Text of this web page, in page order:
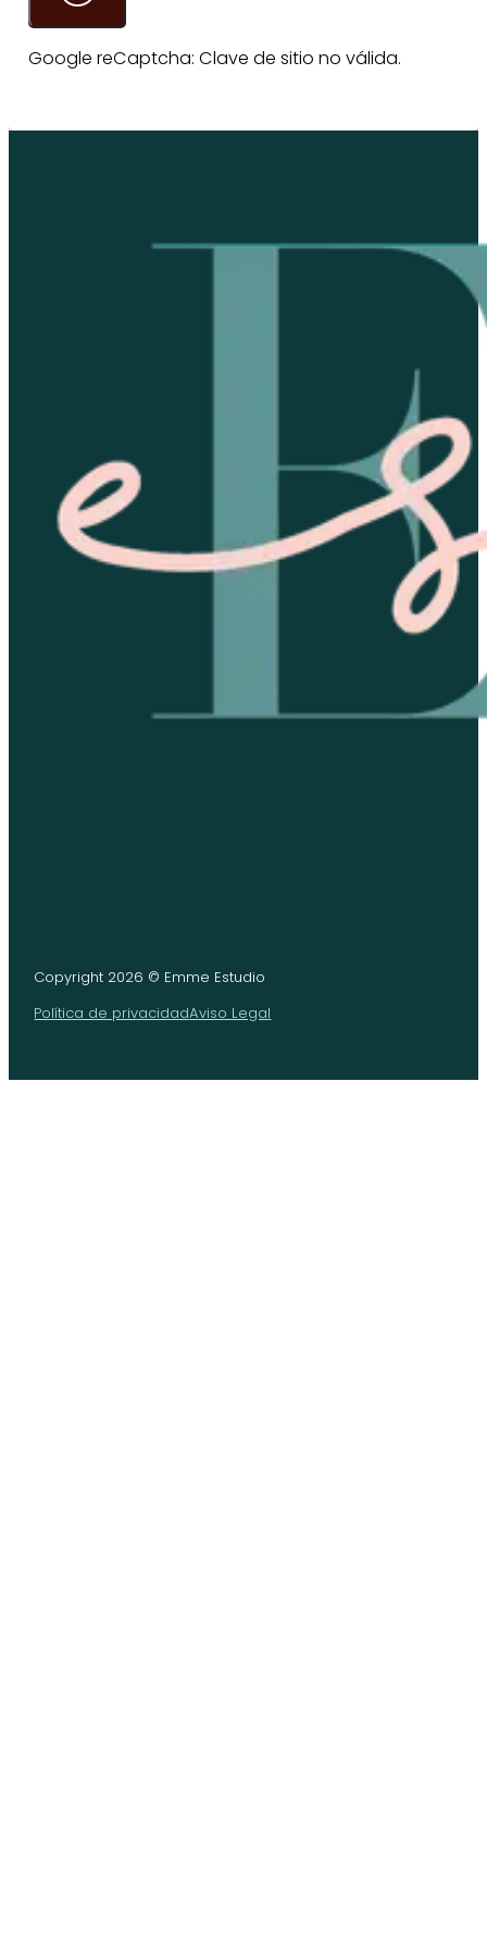
Google reCaptcha: Clave de sitio no válida.
Copyright 2026 © Emme Estudio
Política de privacidadAviso Legal